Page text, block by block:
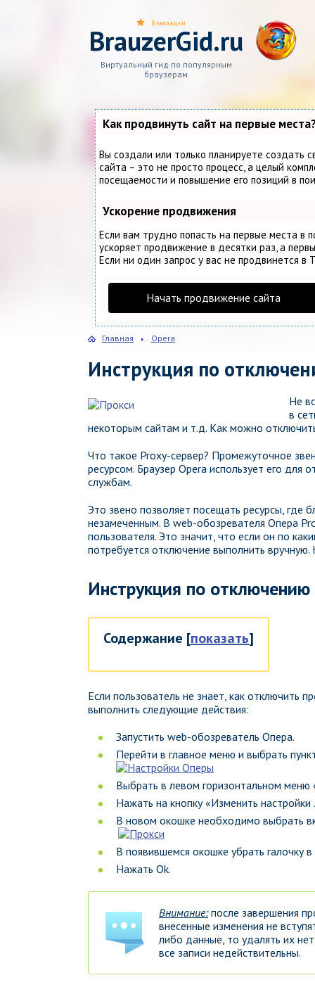
BrauzerGid.ru
Виртуальный гид по популярным
браузерам
В закладки
Как продвинуть сайт на первые
Вы создали или только планируете создать
сайта – это не просто процесс, а целый
посещаемости и повышение его позиций в
Ускорение продвижения
Если вам трудно попасть на первые места в
ускоряет продвижение в десятки раз, а
Если ни один запрос у вас не продвинется в
Начать продвижение сайта
Главная Opera
Инструкция по
Не
в
некоторым сайтам и т.д. Как можно
Что такое Proxy-сервер? Промежуточное
ресурсом. Браузер Opera использует его для
службам.
Это звено позволяет посещать ресурсы, где
незамеченным. В web-обозревателя Опера
пользователя. Это значит, что если он по
потребуется отключение выполнить вручную.
Инструкция по
Содержание [показать]
Если пользователь не знает, как отключить
выполнить следующие действия:
Запустить web-обозреватель Опера.
Перейти в главное меню и выбрать
Выбрать в левом горизонтальном меню
Нажать на кнопку «Изменить настройки
В новом окошке необходимо выбрать
В появившемся окошке убрать галочку
Нажать Ok.
Внимание:после завершения
внесенные изменения не
либо данные, то удалять их
все записи недействительны.